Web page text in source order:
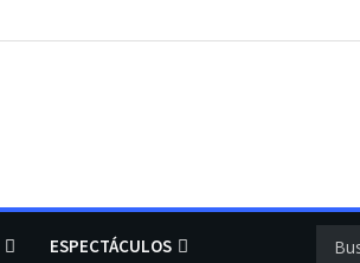
ESPECTÁCULOS